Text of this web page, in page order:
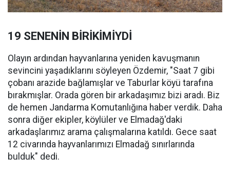
19 SENENİN BİRİKİMİYDİ
Olayın ardından hayvanlarına yeniden kavuşmanın
sevincini yaşadıklarını söyleyen Özdemir, "Saat 7 gibi
çobanı arazide bağlamışlar ve Taburlar köyü tarafına
bırakmışlar. Orada gören bir arkadaşımız bizi aradı. Biz
de hemen Jandarma Komutanlığına haber verdik. Daha
sonra diğer ekipler, köylüler ve Elmadağ'daki
arkadaşlarımız arama çalışmalarına katıldı. Gece saat
12 civarında hayvanlarımızı Elmadağ sınırlarında
bulduk" dedi.